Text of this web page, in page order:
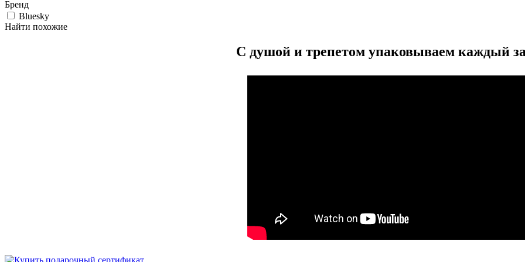
Бренд
Bluesky
Найти похожие
С душой и трепетом упаковываем каждый